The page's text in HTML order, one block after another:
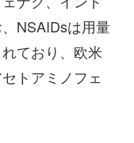
NSAIDsは用量
ており、欧米
トアミノフェ